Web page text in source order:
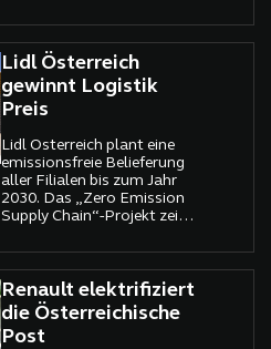
technologischer Trends
stehen Trucker und Logistik-
Profis vor großen
Herausforderungen.
Lidl Österreich
gewinnt Logistik
Preis
Lidl Österreich plant eine
emissionsfreie Belieferung
aller Filialen bis zum Jahr
2030. Das „Zero Emission
Supply Chain“-Projekt zeigt,
moderner Handel
harmonieren.
Renault elektrifiziert
die Österreichische
Post